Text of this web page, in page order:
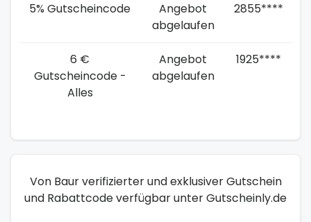
5% Gutscheincode
Angebot
abgelaufen
2855****
6 €
Gutscheincode -
Alles
Angebot
abgelaufen
1925****
Von Baur verifizierter und exklusiver Gutschein
und Rabattcode verfügbar unter Gutscheinly.de